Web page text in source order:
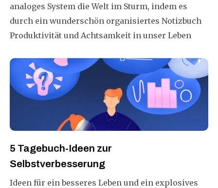
analoges System die Welt im Sturm, indem es
durch ein wunderschön organisiertes Notizbuch
Produktivität und Achtsamkeit in unser Leben
Ihr eigenes Bullet Journal starten können.
5 Tagebuch-Ideen zur
Selbstverbesserung
Ideen für ein besseres Leben und ein explosives